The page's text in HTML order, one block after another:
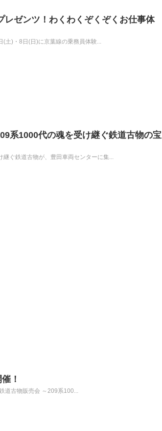
ゼンツ！わくわくぞくぞくお仕事体
土)・8日(日)に京葉線の乗務員体験...
系1000代の魂を受け継ぐ鉄道古物の宝
継ぐ鉄道古物が、豊田車両センターに集...
！
道古物販売会 ～209系100...